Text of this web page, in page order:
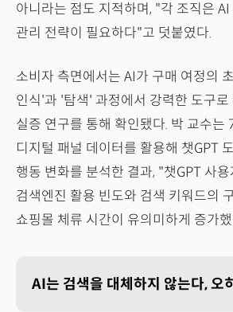
아니라는 점도 지적하며, "각 조직은
관리 전략이 필요하다"고 덧붙였다.
소비자 측면에서는 AI가 구매 여정의
인식'과 '탐색' 과정에서 강력한 도구로
실증 연구를 통해 확인됐다. 박 교수는
디지털 패널 데이터를 활용해 챗GPT
행동 변화를 분석한 결과, "챗GPT 사용
검색엔진 활용 빈도와 검색 키워드의
쇼핑몰 체류 시간이 유의미하게 증가
AI는 검색을 대체하지 않는다, 오